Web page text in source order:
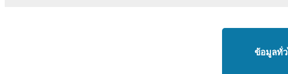
ข้อมูลทั่